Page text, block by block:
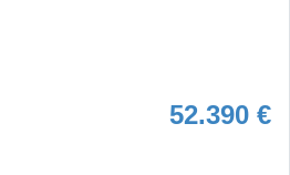
52.390 €